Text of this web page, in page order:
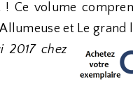
! Ce volume
et Le grand
2017 chez